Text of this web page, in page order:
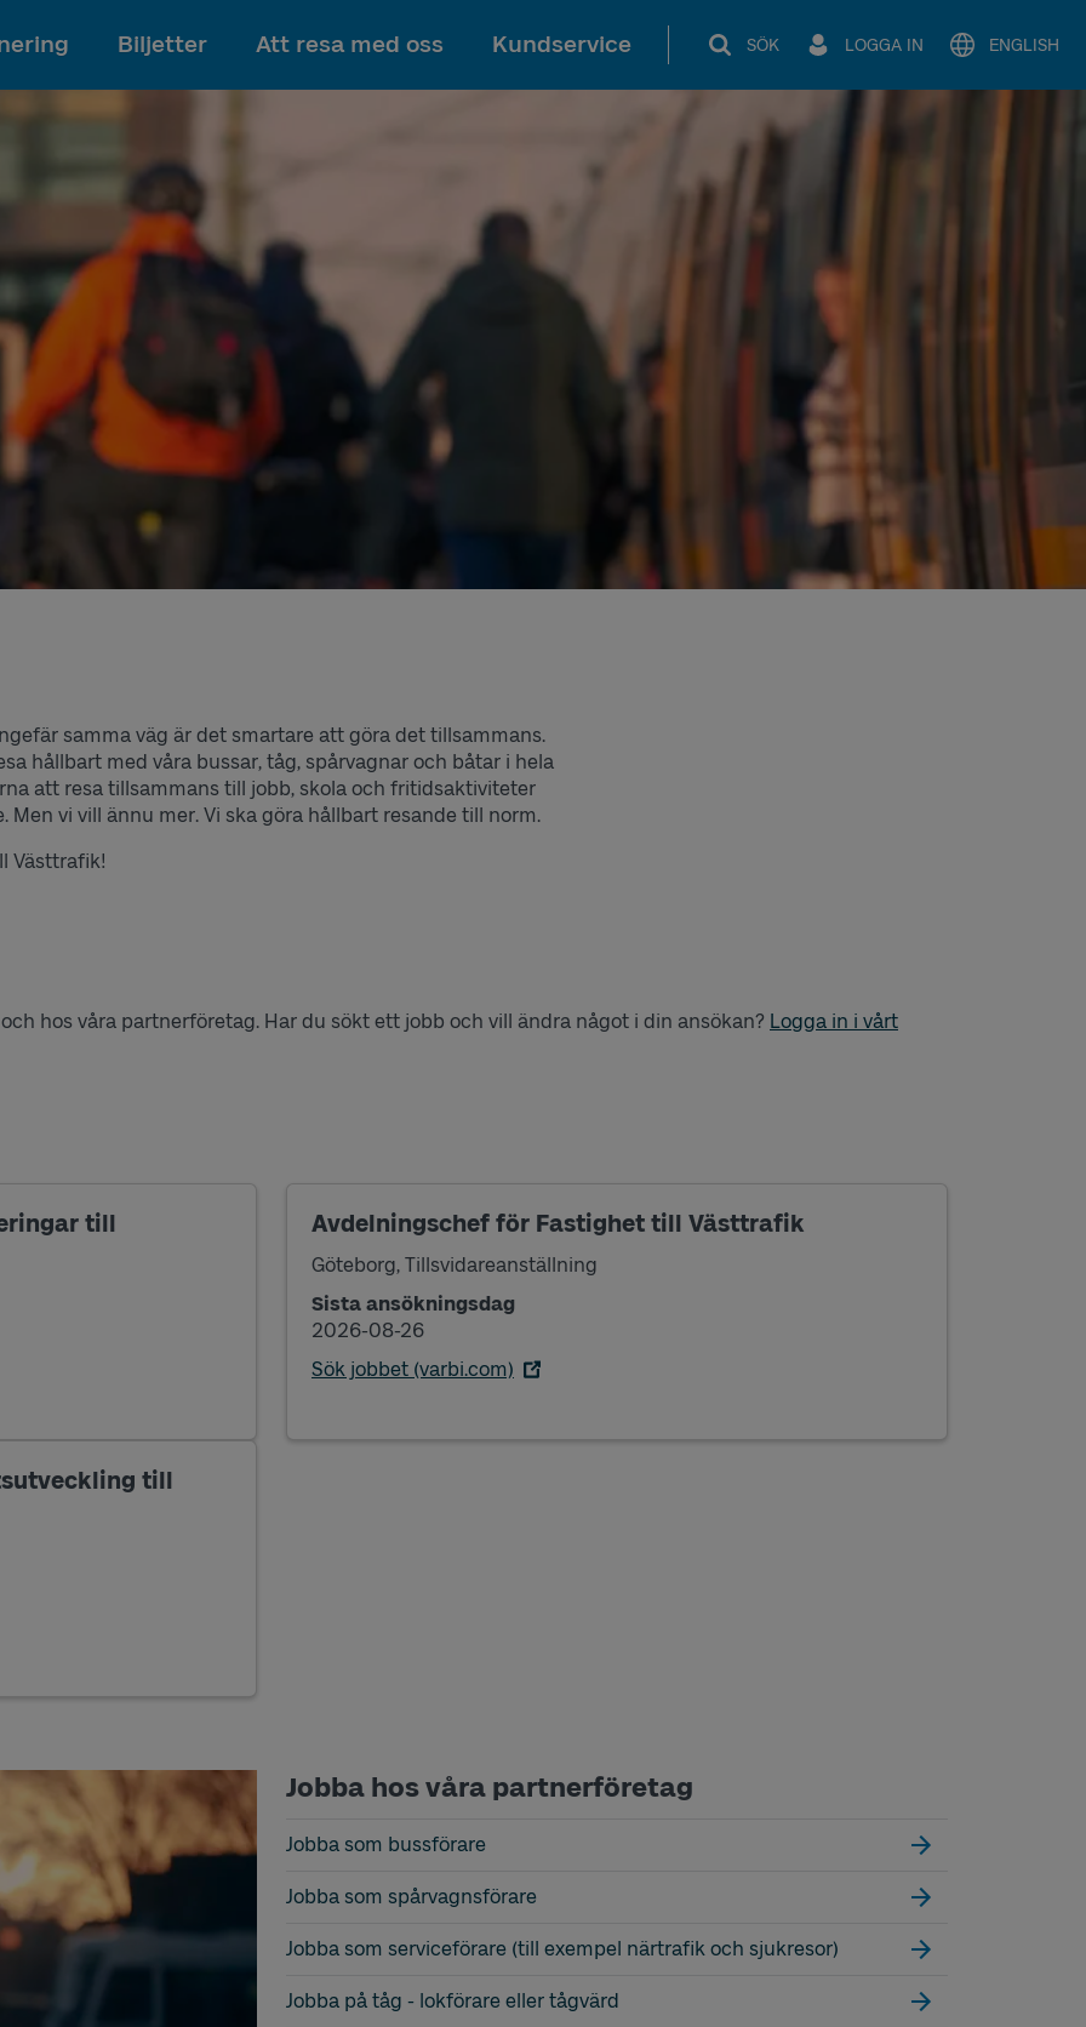
Till innehållet
Biljetter Att resa med oss Kundservice SÖK LOGGA IN ENGLISH
samma väg är det smartare att göra det tillsammans.
hållbart med våra bussar, tåg, spårvagnar och båtar i hela
att resa tillsammans till jobb, skola och fritidsaktiviteter
vi vill ännu mer. Vi ska göra hållbart resande till norm.
Västtrafik!
hos våra partnerföretag. Har du sökt ett jobb och vill ändra något i din ansökan? Logga in i vårt
till
Avdelningschef för Fastighet till Västtrafik
Göteborg, Tillsvidareanställning
Sista ansökningsdag
2026-08-26
Sök jobbet (varbi.com)
till
Jobba hos våra partnerföretag
Jobba som bussförare
Jobba som spårvagnsförare
Jobba som serviceförare (till exempel närtrafik och sjukresor)
Jobba på tåg - lokförare eller tågvärd